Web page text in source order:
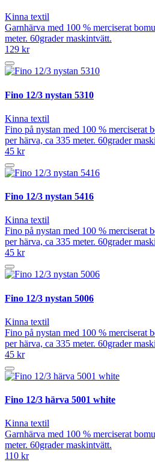
Kinna textil
Garnhärva med 100 % merciserat
meter. 60grader maskintvätt.
129 kr
Fino 12/3 nystan 5310
Kinna textil
Fino på nystan med 100 % merciserat
per härva, ca 335 meter. 60grader
45 kr
Fino 12/3 nystan 5416
Kinna textil
Fino på nystan med 100 % merciserat
per härva, ca 335 meter. 60grader
45 kr
Fino 12/3 nystan 5006
Kinna textil
Fino på nystan med 100 % merciserat
per härva, ca 335 meter. 60grader
45 kr
Fino 12/3 härva 5001 white
Kinna textil
Garnhärva med 100 % merciserat
meter. 60grader maskintvätt.
110 kr